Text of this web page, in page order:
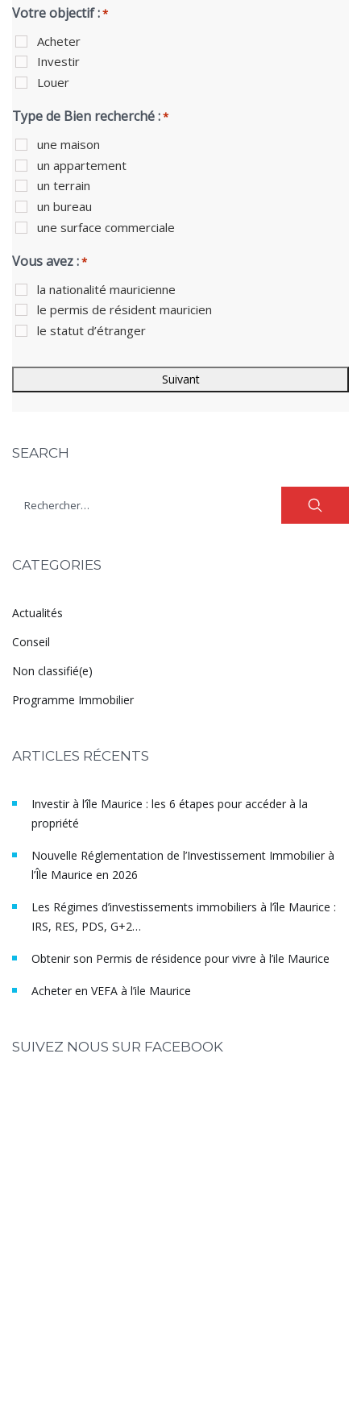
Votre objectif :*
Acheter
Investir
Louer
Type de Bien recherché :*
une maison
un appartement
un terrain
un bureau
une surface commerciale
Vous avez :*
la nationalité mauricienne
le permis de résident mauricien
le statut d’étranger
SEARCH
CATEGORIES
Actualités
Conseil
Non classifié(e)
Programme Immobilier
ARTICLES RÉCENTS
Investir à l’île Maurice : les 6 étapes pour accéder à la
propriété
Nouvelle Réglementation de l’Investissement Immobilier à
l’Île Maurice en 2026
Les Régimes d’investissements immobiliers à l’île Maurice :
IRS, RES, PDS, G+2…
Obtenir son Permis de résidence pour vivre à l’ile Maurice
Acheter en VEFA à l’ile Maurice
SUIVEZ NOUS SUR FACEBOOK